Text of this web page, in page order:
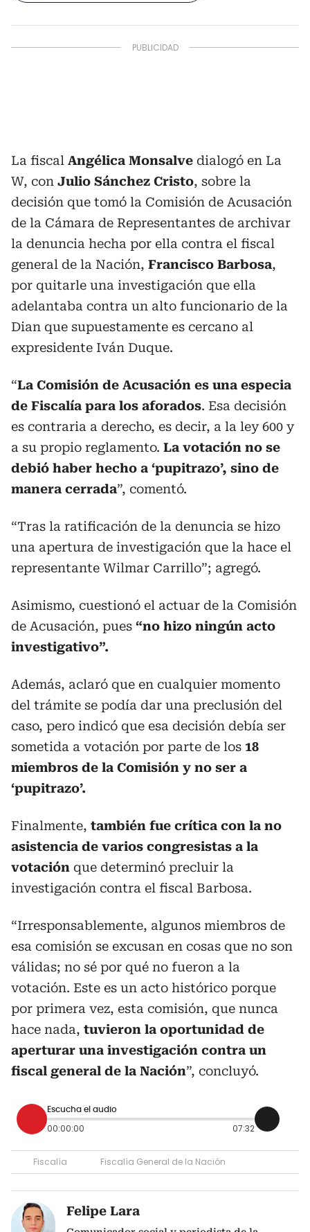
La fiscal Angélica Monsalve dialogó en La
W, con Julio Sánchez Cristo, sobre la
decisión que tomó la Comisión de Acusación
de la Cámara de Representantes de archivar
la denuncia hecha por ella contra el fiscal
general de la Nación, Francisco Barbosa,
por quitarle una investigación que ella
adelantaba contra un alto funcionario de la
Dian que supuestamente es cercano al
expresidente Iván Duque.
“La Comisión de Acusación es una especia
de Fiscalía para los aforados. Esa decisión
es contraria a derecho, es decir, a la ley 600 y
a su propio reglamento. La votación no se
debió haber hecho a ‘pupitrazo’, sino de
manera cerrada”, comentó.
“Tras la ratificación de la denuncia se hizo
una apertura de investigación que la hace el
representante Wilmar Carrillo”; agregó.
Asimismo, cuestionó el actuar de la Comisión
de Acusación, pues “no hizo ningún acto
investigativo”.
Además, aclaró que en cualquier momento
del trámite se podía dar una preclusión del
caso, pero indicó que esa decisión debía ser
sometida a votación por parte de los 18
miembros de la Comisión y no ser a
‘pupitrazo’.
Finalmente, también fue crítica con la no
asistencia de varios congresistas a la
votación que determinó precluir la
investigación contra el fiscal Barbosa.
“Irresponsablemente, algunos miembros de
esa comisión se excusan en cosas que no son
válidas; no sé por qué no fueron a la
votación. Este es un acto histórico porque
por primera vez, esta comisión, que nunca
hace nada, tuvieron la oportunidad de
aperturar una investigación contra un
fiscal general de la Nación”, concluyó.
Escucha el audio
00:00:00 07:32
Fiscalía Fiscalía General de la Nación
Felipe Lara